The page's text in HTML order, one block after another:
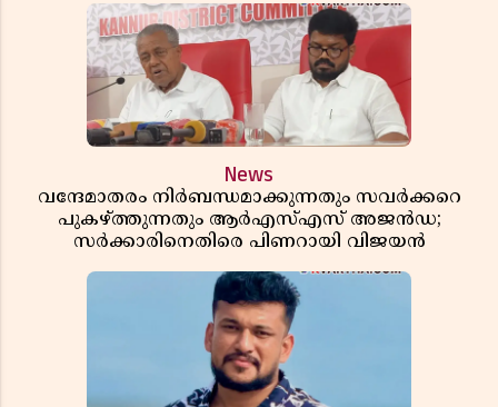
News
വന്ദേമാതരം നിർബന്ധമാക്കുന്നതും സവർക്കറെ
പുകഴ്ത്തുന്നതും ആർഎസ്എസ് അജൻഡ;
സർക്കാരിനെതിരെ പിണറായി വിജയൻ